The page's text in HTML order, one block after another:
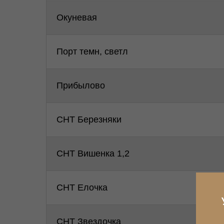
Окуневая
Порт темн, светл
Прибылово
СНТ Березняки
СНТ Вишенка 1,2
СНТ Елочка
СНТ Звездочка